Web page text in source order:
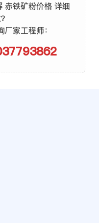
赤铁矿粉价格 详细
家工程师：